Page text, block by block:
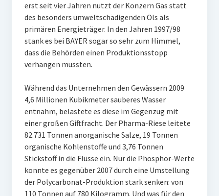
erst seit vier Jahren nutzt der Konzern Gas statt
des besonders umweltschädigenden Öls als
primären Energieträger. In den Jahren 1997/98
stank es bei BAYER sogar so sehr zum Himmel,
dass die Behörden einen Produktionsstopp
verhängen mussten.
Während das Unternehmen den Gewässern 2009
4,6 Millionen Kubikmeter sauberes Wasser
entnahm, belastete es diese im Gegenzug mit
einer großen Giftfracht. Der Pharma-Riese leitete
82.731 Tonnen anorganische Salze, 19 Tonnen
organische Kohlenstoffe und 3,76 Tonnen
Stickstoff in die Flüsse ein. Nur die Phosphor-Werte
konnte es gegenüber 2007 durch eine Umstellung
der Polycarbonat-Produktion stark senken: von
110 Tonnen auf 780 Kilogramm. Und was für den